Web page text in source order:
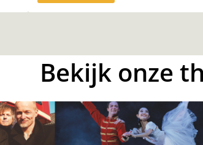
Bekijk onze